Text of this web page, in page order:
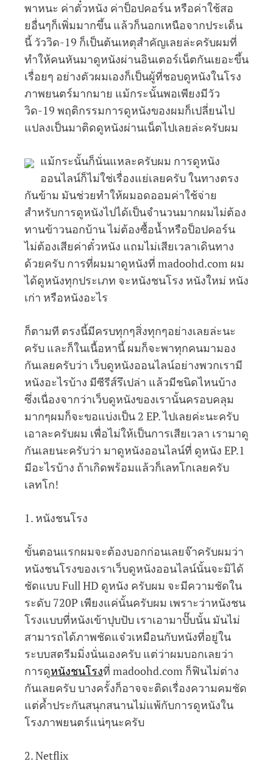
พาหนะ ค่าตั๋วหนัง ค่าป็อปคอร์น หรือค่าใช้สอ
ยอื่นๆก็เพิ่มมากขึ้น แล้วก็นอกเหนือจากประเด็น
นี้ วัววิด-19 ก็เป็นต้นเหตุสำคัญเลยล่ะครับผมที่
ทำให้คนหันมาดูหนังผ่านอินเตอร์เน็ตกันเยอะขึ้น
เรื่อยๆ อย่างตัวผมเองก็เป็นผู้ที่ชอบดูหนังในโรง
ภาพยนตร์มากมาย แม้กระนั้นพอเพียงมีวัว
วิด-19 พฤติกรรมการดูหนังของผมก็เปลี่ยนไป
แปลงเป็นมาติดดูหนังผ่านเน็ตไปเลยล่ะครับผม
แม้กระนั้นก็นั่นแหละครับผม การดูหนัง
ออนไลน์ก็ไม่ใช่เรื่องแย่เลยครับ ในทางตรง
กันข้าม มันช่วยทำให้ผมอดออมค่าใช้จ่าย
สำหรับการดูหนังไปได้เป็นจำนวนมากผมไม่ต้อง
ทานข้าวนอกบ้าน ไม่ต้องซื้อน้ำหรือป็อปคอร์น
ไม่ต้องเสียค่าตั๋วหนัง แถมไม่เสียเวลาเดินทาง
ด้วยครับ การที่ผมมาดูหนังที่ madoohd.com ผม
ได้ดูหนังทุกประเภท จะหนังชนโรง หนังใหม่ หนัง
เก่า หรือหนังอะไร
ก็ตามที ตรงนี้มีครบทุกๆสิ่งทุกๆอย่างเลยล่ะนะ
ครับ และก็ในเนื้อหานี้ ผมก็จะพาทุกคนมามอง
กันเลยครับว่า เว็บดูหนังออนไลน์อย่างพวกเรามี
หนังอะไรบ้าง มีซีรีส์รึเปล่า แล้วมีชนิดไหนบ้าง
ซึ่งเนื่องจากว่าเว็บดูหนังของเรานั้นครอบคลุม
มากๆผมก็จะขอแบ่งเป็น 2 EP. ไปเลยค่ะนะครับ
เอาละครับผม เพื่อไม่ให้เป็นการเสียเวลา เรามาดู
กันเลยนะครับว่า มาดูหนังออนไลน์ที่ ดูหนัง EP.1
มีอะไรบ้าง ถ้าเกิดพร้อมแล้วก็เลทโกเลยครับ
เลทโก!
1. หนังชนโรง
ขั้นตอนแรกผมจะต้องบอกก่อนเลยจ๊าครับผมว่า
หนังชนโรงของเราเว็บดูหนังออนไลน์นั้นจะมิได้
ชัดแบบ Full HD ดูหนัง ครับผม จะมีความชัดใน
ระดับ 720P เพียงแค่นั้นครับผม เพราะว่าหนังชน
โรงแบบที่หนังเข้าปุบปับ เราเอามาปั๊บนั้น มันไม่
สามารถได้ภาพชัดแจ๋วเหมือนกับหนังที่อยู่ใน
ระบบสตรีมมิ่งนั่นเองครับ แต่ว่าผมบอกเลยว่า
การดูหนังชนโรงที่ madoohd.com ก็ฟินไม่ต่าง
กันเลยครับ บางครั้งก็อาจจะติดเรื่องความคมชัด
แต่ค้ำประกันสนุกสนานไม่แพ้กับการดูหนังใน
โรงภาพยนตร์แน่ๆนะครับ
2. Netflix